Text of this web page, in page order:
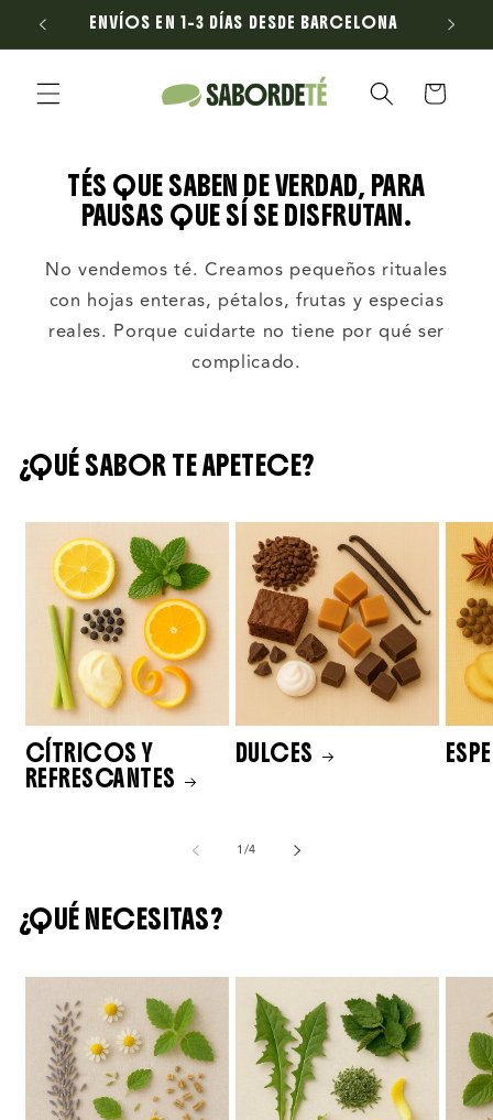
directamente
al contenido
ENVÍOS EN 1–3 DÍAS DESDE BARCELONA
Carrito
TÉS QUE SABEN DE VERDAD, PARA
PAUSAS QUE SÍ SE DISFRUTAN.
No vendemos té. Creamos pequeños rituales
con hojas enteras, pétalos, frutas y especias
reales. Porque cuidarte no tiene por qué ser
complicado.
¿QUÉ SABOR TE APETECE?
CÍTRICOS Y
REFRESCANTES
DULCES
1/de
4
¿QUÉ NECESITAS?